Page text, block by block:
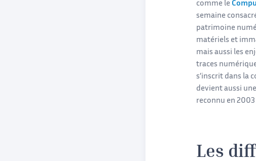
comme le
semaine
patrimoine
matériels et
mais aussi les
traces
s’inscrit dans la
devient aussi
reconnu en
Les